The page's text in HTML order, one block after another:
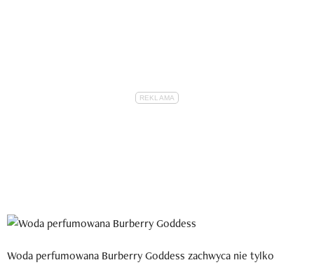
Woda perfumowana Burberry Goddess zachwyca nie tylko